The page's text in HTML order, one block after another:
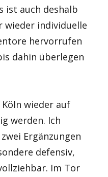
ist auch deshalb
wieder individuelle
hervorrufen
dahin überlegen
wieder auf
werden. Ich
Ergänzungen
defensiv,
Im Tor